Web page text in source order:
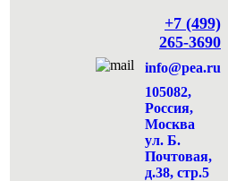
+7 (499)
265-3690
info@pea.ru
105082,
Россия,
Москва
ул. Б.
Почтовая,
д.38, стр.5